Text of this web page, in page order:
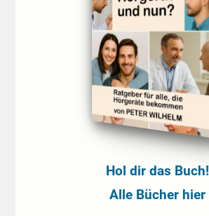
Hol dir das Buch!
Alle Bücher hier